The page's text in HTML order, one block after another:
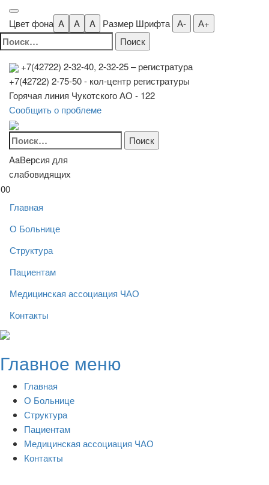
Цвет фона A A A Размер Шрифта А- А+
Найти:
+7(42722) 2-32-40, 2-32-25– регистратура
+7(42722) 2-75-50 - кол-центр регистратуры
Горячая линия Чукотского АО - 122
Сообщить о проблеме
Найти:
AaВерсия для
слабовидящих
00
Главная
О Больнице
Структура
Пациентам
Медицинская ассоциация ЧАО
Контакты
Skip
content
Главное меню
Главная
О Больнице
Структура
Пациентам
Медицинская ассоциация ЧАО
Контакты